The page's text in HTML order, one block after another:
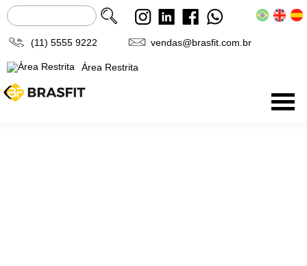
(11) 5555 9222 vendas@brasfit.com.br
Área Restrita